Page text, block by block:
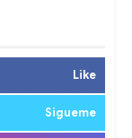
Like
Sigueme